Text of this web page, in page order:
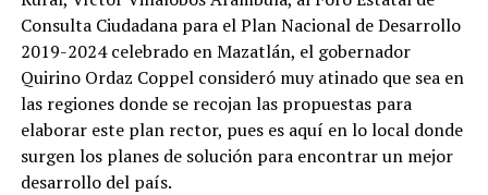
Consulta Ciudadana para el Plan Nacional de Desarrollo
2019-2024 celebrado en Mazatlán, el gobernador
Quirino Ordaz Coppel consideró muy atinado que sea en
las regiones donde se recojan las propuestas para
elaborar este plan rector, pues es aquí en lo local donde
surgen los planes de solución para encontrar un mejor
desarrollo del país.